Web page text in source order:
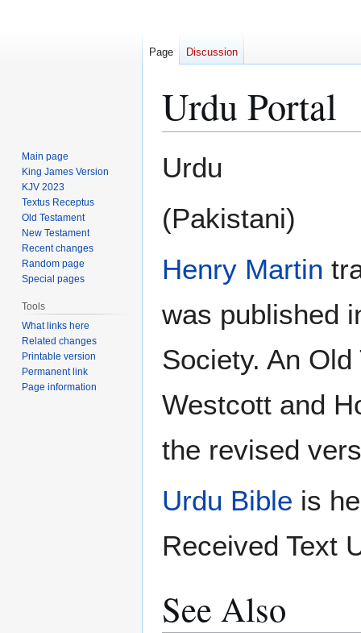
Urdu Portal
to
to
Urdu
(Pakistani)
Henry Martin
was published
Society. An
Westcott and
the revised
Urdu Bible is
Received Text
See Also
Page Discussion
Main page
King James Version
KJV 2023
Textus Receptus
Old Testament
New Testament
Recent changes
Random page
Special pages
Tools
What links here
Related changes
Printable version
Permanent link
Page information